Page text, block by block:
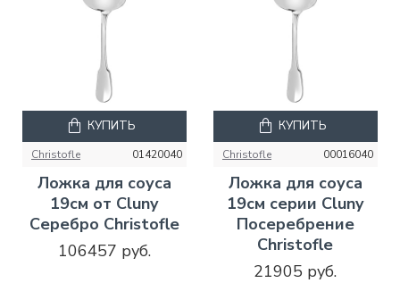
Christofle 01420040
Ложка для соуса
19см от Cluny
Серебро Christofle
106457 руб.
КУПИТЬ
Christofle 00016040
Ложка для соуса
19см серии Cluny
Посеребрение
Christofle
21905 руб.
КУПИТЬ